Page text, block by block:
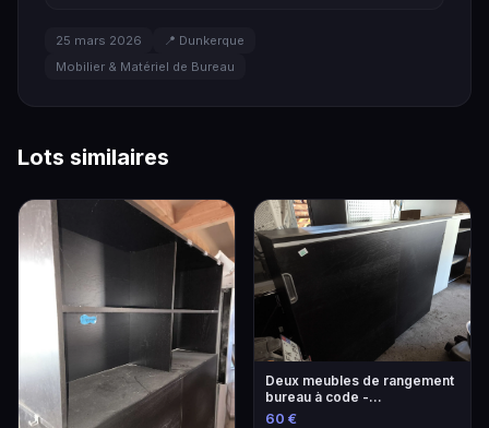
25 mars 2026
📍 Dunkerque
Mobilier & Matériel de Bureau
Lots similaires
Deux meubles de rangement
bureau à code -
L.160/P.45/H.122,5 pour le
60 €